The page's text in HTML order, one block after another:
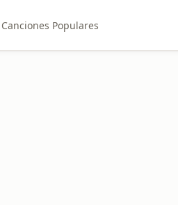
Canciones Populares